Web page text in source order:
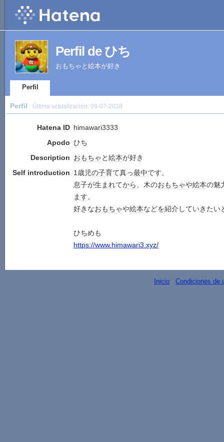
Perfil de ひち
おもちゃと絵本が好き
Perfil
Perfil Última actualización: 09-07-2018
Hatena ID himawari3333
Apodo ひち
Description おもちゃと絵本が好き
Self introduction 1歳児の子育て真っ最中です。
息子が生まれてから、木のおもちゃや絵本の魅
ます。
好きなおもちゃや絵本などを紹介していきたい
ひちめも
https://www.himawari3.xyz/
Inicio - Condiciones de